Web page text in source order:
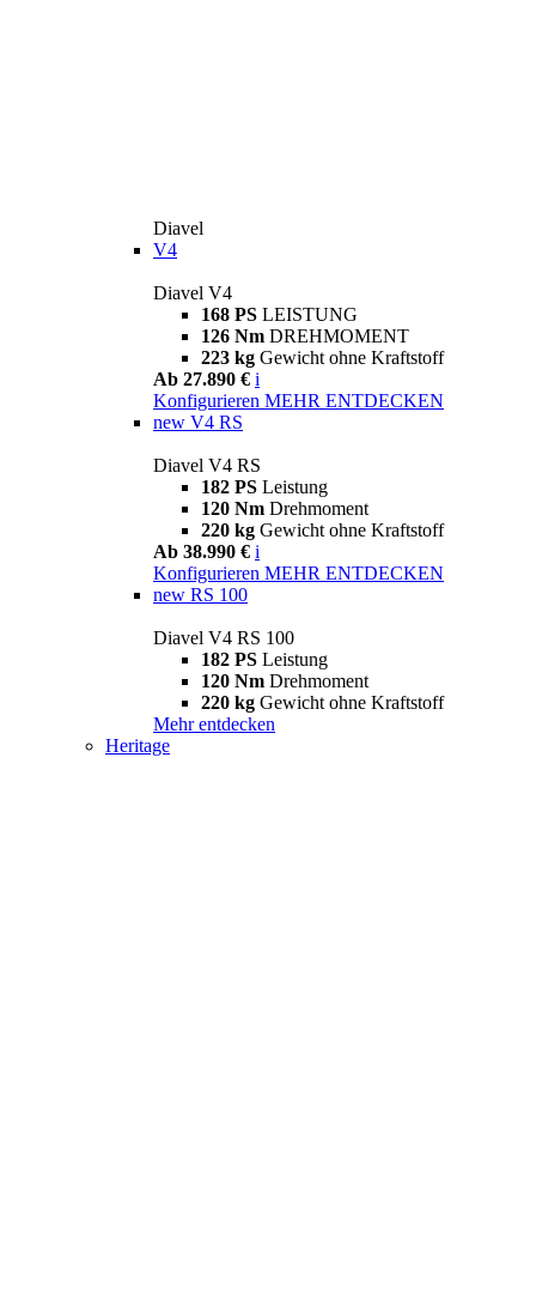
Diavel
V4
Diavel V4
168 PS LEISTUNG
126 Nm DREHMOMENT
223 kg Gewicht ohne Kraftstoff
Ab 27.890 € i
Konfigurieren MEHR ENTDECKEN
new V4 RS
Diavel V4 RS
182 PS Leistung
120 Nm Drehmoment
220 kg Gewicht ohne Kraftstoff
Ab 38.990 € i
Konfigurieren MEHR ENTDECKEN
new RS 100
Diavel V4 RS 100
182 PS Leistung
120 Nm Drehmoment
220 kg Gewicht ohne Kraftstoff
Mehr entdecken
Heritage